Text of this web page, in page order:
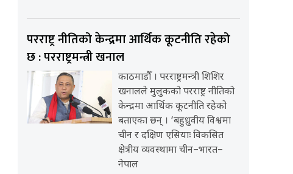
परराष्ट्र नीतिको केन्द्रमा आर्थिक कूटनीति रहेको
छ : परराष्ट्रमन्त्री खनाल
काठमाडौँ । परराष्ट्रमन्त्री शिशिर
खनालले मुलुकको परराष्ट्र नीतिको
केन्द्रमा आर्थिक कूटनीति रहेको
बताएका छन् । ‘बहुध्रुवीय विश्वमा
चीन र दक्षिण एसियाः विकसित
क्षेत्रीय व्यवस्थामा चीन–भारत–
नेपाल